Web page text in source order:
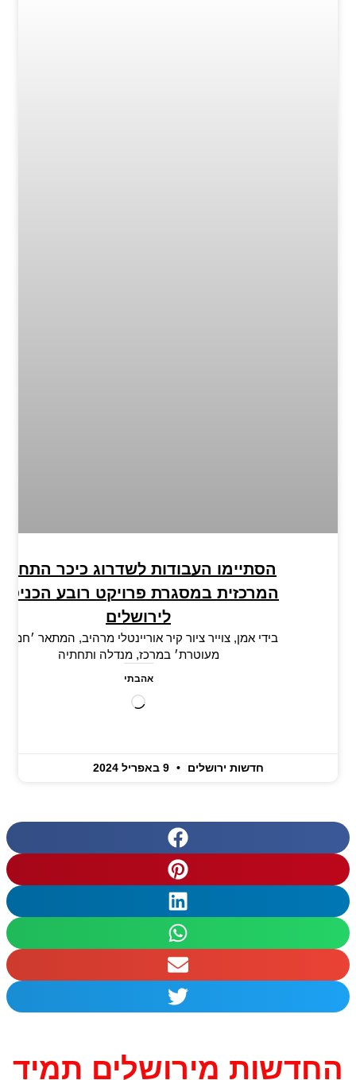
הסתיימו העבודות לשדרוג כיכר התחנה
המרכזית במסגרת פרויקט רובע
לירושלים
בידי אמן, צוייר ציור קיר אוריינטלי מרהיב, המתאר
מעוטרת׳ במרכז, מנדלה ותחתיה
אהבתי
חדשות ירושלים 9 באפריל 2024
החדשות מירושלים תמיד